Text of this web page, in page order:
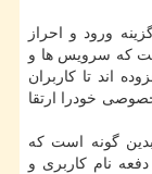
ورود و احراز
كه سرویس ها و
اند تا كاربران
خودرا ارتقا
گونه است كه
نام كاربری و